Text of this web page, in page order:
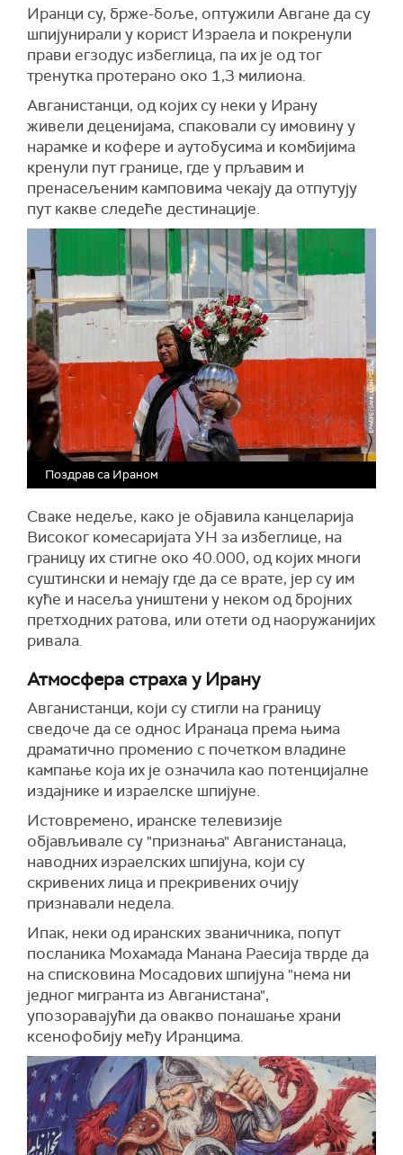
Иранци су, брже-боље, оптужили Авгане да су
шпијунирали у корист Израела и покренули
прави егзодус избеглица, па их је од тог
тренутка протерано око 1,3 милиона.
Авганистанци, од којих су неки у Ирану
живели деценијама, спаковали су имовину у
нарамке и кофере и аутобусима и комбијима
кренули пут границе, где у прљавим и
пренасељеним камповима чекају да отпутују
пут какве следеће дестинације.
Поздрав са Ираном
Сваке недеље, како је објавила канцеларија
Високог комесаријата УН за избеглице, на
границу их стигне око 40.000, од којих многи
суштински и немају где да се врате, јер су им
куће и насеља уништени у неком од бројних
претходних ратова, или отети од наоружанијих
ривала.
Атмосфера страха у Ирану
Авганистанци, који су стигли на границу
сведоче да се однос Иранаца према њима
драматично променио с почетком владине
кампање која их је означила као потенцијалне
издајнике и израелске шпијуне.
Истовремено, иранске телевизије
објављивале су "признања" Авганистанаца,
наводних израелских шпијуна, који су
скривених лица и прекривених очију
признавали недела.
Ипак, неки од иранских званичника, попут
посланика Мохамада Манана Раесија тврде да
на списковина Мосадових шпијуна "нема ни
једног мигранта из Авганистана",
упозоравајући да овакво понашање храни
ксенофобију међу Иранцима.